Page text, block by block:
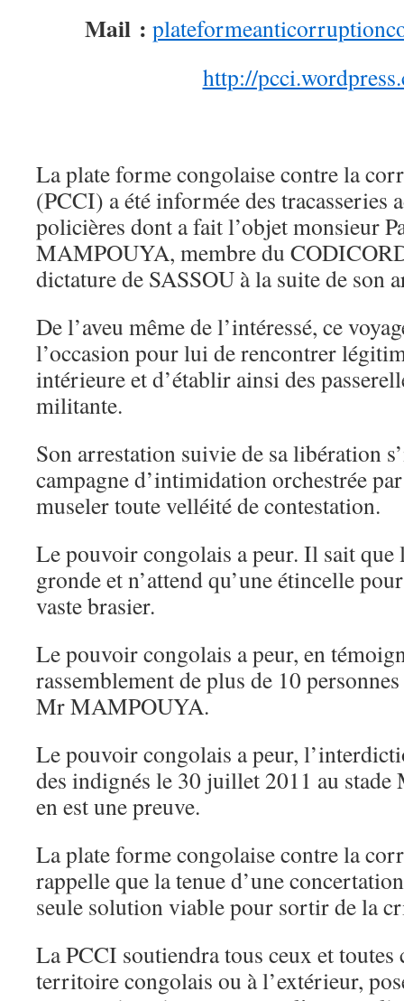
Mail :
http://
La plate forme congolaise contre la
(PCCI) a été informée des tracasseries
policières dont a fait l’objet monsieur
MAMPOUYA, membre du
dictature de SASSOU à la suite de son
De l’aveu même de l’intéressé, ce
l’occasion pour lui de rencontrer
intérieure et d’établir ainsi des
militante.
Son arrestation suivie de sa libération
campagne d’intimidation orchestrée
museler toute velléité de contestation.
Le pouvoir congolais a peur. Il sait que
gronde et n’attend qu’une étincelle
vaste brasier.
Le pouvoir congolais a peur, en
rassemblement de plus de 10
Mr MAMPOUYA.
Le pouvoir congolais a peur,
des indignés le 30 juillet 2011 au
en est une preuve.
La plate forme congolaise contre la
rappelle que la tenue d’une
seule solution viable pour sortir de la
La PCCI soutiendra tous ceux et toutes
territoire congolais ou à l’extérieur,